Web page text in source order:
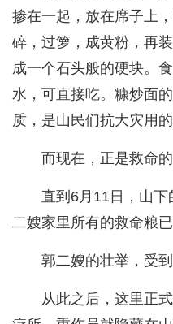
掺在一起，放在席子上
碎，过箩，成黄粉，再
成一个石头般的硬块。
水，可直接吃。糠炒面
质，是山民们抗大灾用
而现在，正是救命的
直到6月11日，山
二嫂家里所有的救命粮
郭二嫂的壮举，受
从此之后，这里正